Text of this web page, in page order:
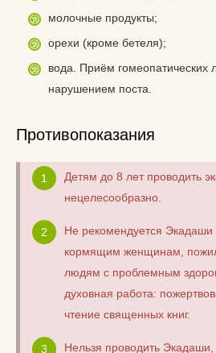
молочные продукты;
орехи (кроме бетеля);
вода. Приём гомеопатических
нарушением поста.
Противопоказания
Детям до 8 лет проводить
нецелесообразно.
Не рекомендуется
кормящим женщинам,
людям с проблемным
духовная работа:
чтение священных книг.
Нельзя проводить Экадаши,